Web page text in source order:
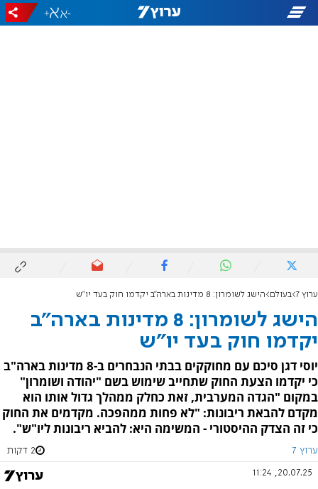
-
+
ערוץ 7 בעולם הישג לשומרון: 8 מדינות בארה"ב יקדמו חוק בעד יו"ש
הישג לשומרון: 8 מדינות בארה"ב
יקדמו חוק בעד יו"ש
יוסי דגן סיכם עם מחוקקים בבתי הנבחרים ב-8 מדינות בארה"ב
כי יקדמו הצעת החוק שתחייב שימוש בשם "יהודה ושומרון"
במקום "הגדה המערבית, זאת כחלק ממהלך גדול אותו הוא
מקדם להבאת ריבונות: "לא פחות ממהפכה. מקדמים את החוק
כי זה הצדק ההיסטורי - המשימה היא: להביא ריבונות ליו"ש".
ערוץ 7 2 דקות
20.07.25, 11:24